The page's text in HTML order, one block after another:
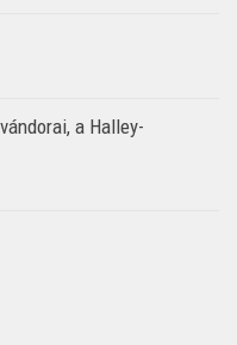
a Halley-